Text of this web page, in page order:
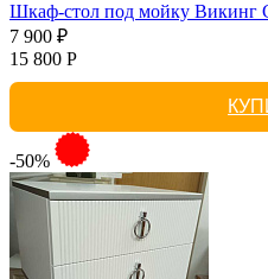
Шкаф-стол под мойку Викинг
7 900 ₽
15 800 Р
-50%